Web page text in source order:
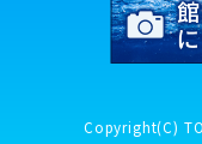
Copyright(C)